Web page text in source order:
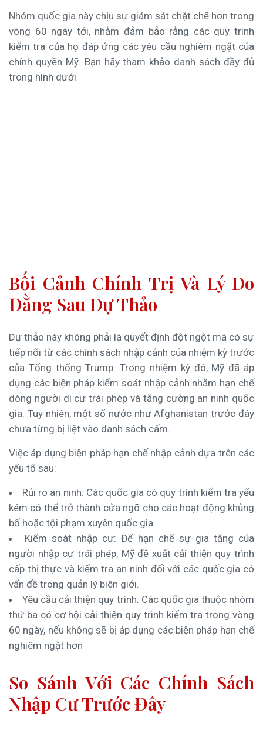
Nhóm quốc gia này chịu sự giám sát chặt chẽ hơn trong
vòng 60 ngày tới, nhằm đảm bảo rằng các quy trình
kiểm tra của họ đáp ứng các yêu cầu nghiêm ngặt của
chính quyền Mỹ. Bạn hãy tham khảo danh sách đầy đủ
trong hình dưới
Bối Cảnh Chính Trị Và Lý Do
Đằng Sau Dự Thảo
Dự thảo này không phải là quyết định đột ngột mà có sự
tiếp nối từ các chính sách nhập cảnh của nhiệm kỳ trước
của Tổng thống Trump. Trong nhiệm kỳ đó, Mỹ đã áp
dụng các biện pháp kiểm soát nhập cảnh nhằm hạn chế
dòng người di cư trái phép và tăng cường an ninh quốc
gia. Tuy nhiên, một số nước như Afghanistan trước đây
chưa từng bị liệt vào danh sách cấm.
Việc áp dụng biện pháp hạn chế nhập cảnh dựa trên các
yếu tố sau:
Rủi ro an ninh: Các quốc gia có quy trình kiểm tra yếu
kém có thể trở thành cửa ngõ cho các hoạt động khủng
bố hoặc tội phạm xuyên quốc gia.
Kiểm soát nhập cư: Để hạn chế sự gia tăng của
người nhập cư trái phép, Mỹ đề xuất cải thiện quy trình
cấp thị thực và kiểm tra an ninh đối với các quốc gia có
vấn đề trong quản lý biên giới.
Yêu cầu cải thiện quy trình: Các quốc gia thuộc nhóm
thứ ba có cơ hội cải thiện quy trình kiểm tra trong vòng
60 ngày, nếu không sẽ bị áp dụng các biện pháp hạn chế
nghiêm ngặt hơn
So Sánh Với Các Chính Sách
Nhập Cư Trước Đây